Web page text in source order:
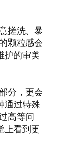
搓洗、暴
颗粒感会
护的审美
分，更会
通过特殊
高等问
上看到更